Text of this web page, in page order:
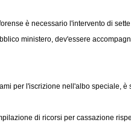
è necessario l'intervento di
ministero, dev'essere
per l'iscrizione nell'albo speciale, è
di ricorsi per cassazione